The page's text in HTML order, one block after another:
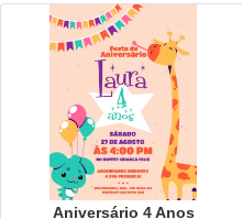
Aniversário 4 Anos